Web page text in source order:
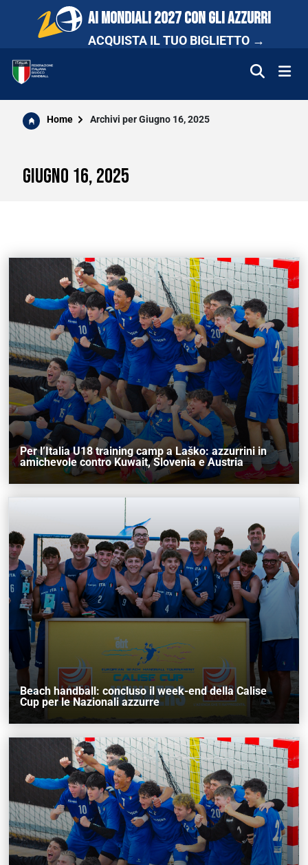
AI MONDIALI 2027 CON GLI AZZURRI
ACQUISTA IL TUO BIGLIETTO →
FEDERAZIONE
NEWS
MEDIA
AREA RISERVATA
UTILITÀ
Home Archivi per Giugno 16, 2025
GIUGNO 16, 2025
Per l’Italia U18 training camp a Laško: azzurrini in
amichevole contro Kuwait, Slovenia e Austria
Beach handball: concluso il week-end della Calise
Cup per le Nazionali azzurre